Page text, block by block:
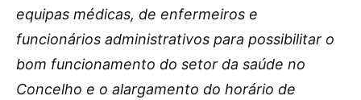
equipas médicas, de enfermeiros e
funcionários administrativos para possibilitar o
bom funcionamento do setor da saúde no
Concelho e o alargamento do horário de